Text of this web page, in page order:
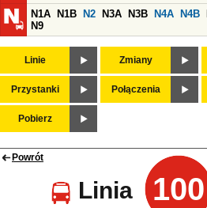
N1A
N1B N2 N3A N3B N4A N4B
N9
Linie Zmiany
Przystanki Połączenia
Pobierz
Powrót
Linia 100